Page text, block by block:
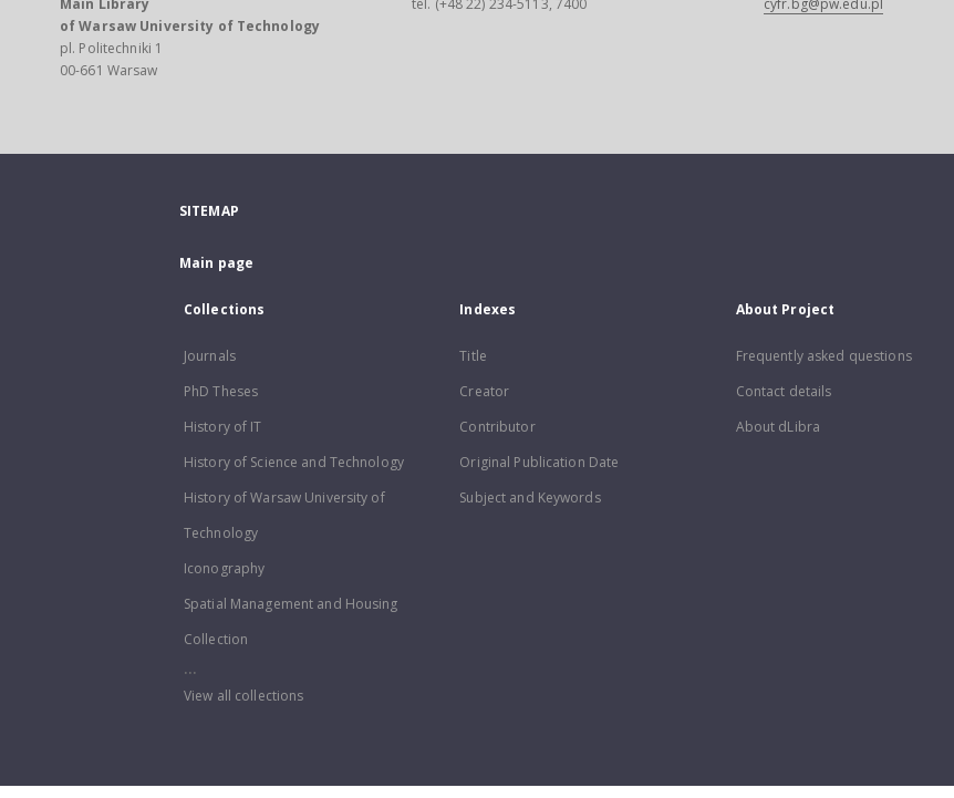
Main Library
of Warsaw University of Technology
pl. Politechniki 1
00-661 Warsaw
tel. (+48 22) 234-5113, 7400 cyfr.bg@pw.edu.pl
SITEMAP
Main page
Collections
Journals
PhD Theses
History of IT
History of Science and Technology
History of Warsaw University of
Technology
Iconography
Spatial Management and Housing
Collection
...
View all collections
Indexes
Title
Creator
Contributor
Original Publication Date
Subject and Keywords
About Project
Frequently asked questions
Contact details
About dLibra